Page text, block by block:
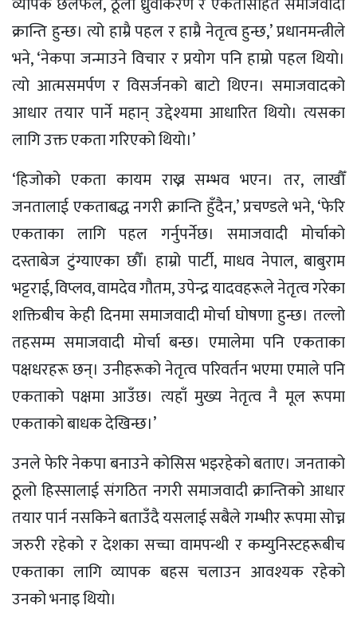
क्रान्ति हुन्छ। त्यो हाम्रै पहल र हाम्रै नेतृत्व हुन्छ,’ प्रधानमन्त्रीले
भने, ‘नेकपा जन्माउने विचार र प्रयोग पनि हाम्रो पहल थियो।
त्यो आत्मसमर्पण र विसर्जनको बाटो थिएन। समाजवादको
आधार तयार पार्ने महान् उद्देश्यमा आधारित थियो। त्यसका
लागि उक्त एकता गरिएको थियो।’
‘हिजोको एकता कायम राख्न सम्भव भएन। तर, लाखौँ
जनतालाई एकताबद्ध नगरी क्रान्ति हुँदैन,’ प्रचण्डले भने, ‘फेरि
एकताका लागि पहल गर्नुपर्नेछ। समाजवादी मोर्चाको
दस्ताबेज टुंग्याएका छौँ। हाम्रो पार्टी, माधव नेपाल, बाबुराम
भट्टराई, विप्लव, वामदेव गौतम, उपेन्द्र यादवहरूले नेतृत्व गरेका
शक्तिबीच केही दिनमा समाजवादी मोर्चा घोषणा हुन्छ। तल्लो
तहसम्म समाजवादी मोर्चा बन्छ। एमालेमा पनि एकताका
पक्षधरहरू छन्। उनीहरूको नेतृत्व परिवर्तन भएमा एमाले पनि
एकताको पक्षमा आउँछ। त्यहाँ मुख्य नेतृत्व नै मूल रूपमा
एकताको बाधक देखिन्छ।’
उनले फेरि नेकपा बनाउने कोसिस भइरहेको बताए। जनताको
ठूलो हिस्सालाई संगठित नगरी समाजवादी क्रान्तिको आधार
तयार पार्न नसकिने बताउँदै यसलाई सबैले गम्भीर रूपमा सोच्न
जरुरी रहेको र देशका सच्चा वामपन्थी र कम्युनिस्टहरूबीच
एकताका लागि व्यापक बहस चलाउन आवश्यक रहेको
उनको भनाइ थियो।